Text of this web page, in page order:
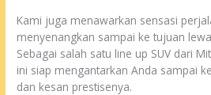
Kami juga menawarkan sensasi
menyenangkan sampai ke tujuan
Sebagai salah satu line up SUV dari
ini siap mengantarkan Anda sampai
dan kesan prestisenya.